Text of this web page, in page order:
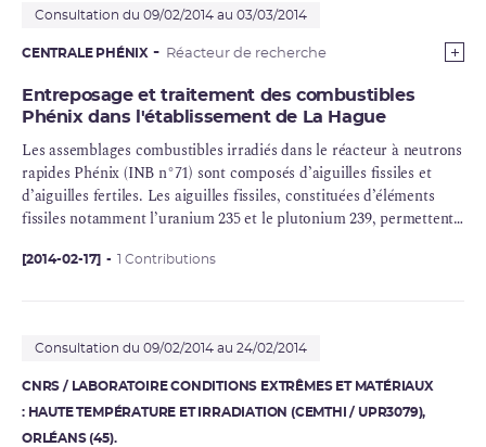
Consultation du 09/02/2014 au 03/03/2014
CENTRALE PHÉNIX Réacteur de recherche
Entreposage et traitement des combustibles
Phénix dans l'établissement de La Hague
Les assemblages combustibles irradiés dans le réacteur àneutrons
rapides Phénix(INB n°71) sont composés d’aiguilles fissiles et
d’aiguilles fertiles. Les aiguilles fissiles, constituées d’éléments
fissiles notamment l’uranium235 et le plutonium239, permettent
fertiles notamment l’uranium 238, vont se transformer en
[2014-02-17] 1 Contributions
Consultation du 09/02/2014 au 24/02/2014
CNRS / LABORATOIRE CONDITIONS EXTRÊMES ET MATÉRIAUX
: HAUTE TEMPÉRATURE ET IRRADIATION (CEMTHI / UPR3079),
ORLÉANS (45).